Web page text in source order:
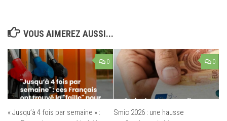
VOUS AIMEREZ AUSSI...
0
« Jusqu’à 4 fois par semaine » :
0
Smic 2026 : une hausse